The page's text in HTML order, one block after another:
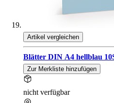
Artikel vergleichen
Blätter DIN A4 hellblau
Zur Merkliste hinzufügen
nicht verfügbar